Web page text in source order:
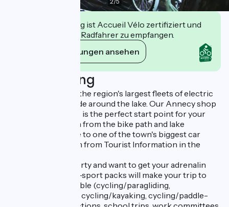
Diese Einrichtung ist Accueil Vélo zertifiziert und
verpflichtet sich, Radfahrer zu empfangen.
Ihre Verpflichtungen ansehen
Beschreibung
We provide one of the region's largest fleets of electric
bikes for an easy ride around the lake. Our Annecy shop
at 2 rue Jean Jaures is the perfect start point for your
bike rides just 125m from the bike path and lake
esplanade. It's close to one of the town's biggest car
parks and just 150m from Tourist Information in the
If you're feeling sporty and want to get your adrenalin
pumping, our multi-sport packs will make your trip to
Annecy unforgettable (cycling/paragliding,
cycling/canyoning, cycling/kayaking, cycling/paddle-